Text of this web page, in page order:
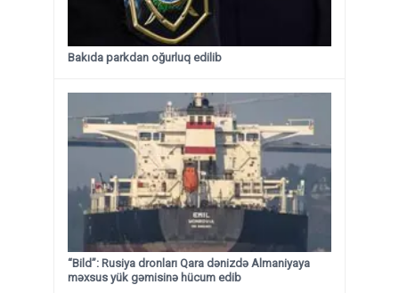
Bakıda parkdan oğurluq edilib
“Bild”: Rusiya dronları Qara dənizdə Almaniyaya
məxsus yük gəmisinə hücum edib